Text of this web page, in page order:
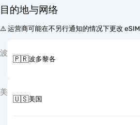
目的地与网络
⚠️ 运营商可能在不另行通知的情况下更改 eSIM
波
🇵🇷波多黎各
美
🇺🇸美国